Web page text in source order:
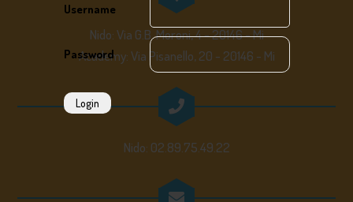
Username
Password
Login
Nido: Via G.B. Moroni, 4 - 20146 - Mi
Academy: Via Pisanello, 20 - 20146 - Mi
Nido: 02.89.75.49.22